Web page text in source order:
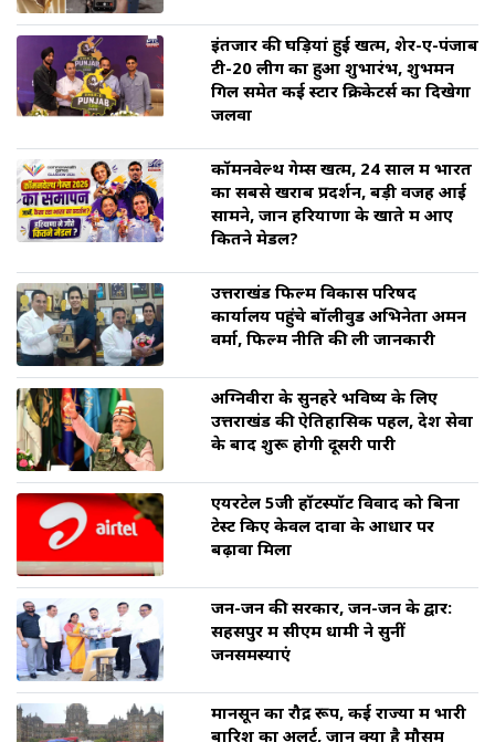
इंतजार की घड़ियां हुई खत्म, शेर-ए-पंजाब
टी-20 लीग का हुआ शुभारंभ, शुभमन
गिल समेत कई स्टार क्रिकेटर्स का दिखेगा
जलवा
कॉमनवेल्थ गेम्स खत्म, 24 साल में भारत
का सबसे खराब प्रदर्शन, बड़ी वजह आई
सामने, जानें हरियाणा के खाते में आए
कितने मेडल?
उत्तराखंड फिल्म विकास परिषद
कार्यालय पहुंचे बॉलीवुड अभिनेता अमन
वर्मा, फिल्म नीति की ली जानकारी
अग्निवीरों के सुनहरे भविष्य के लिए
उत्तराखंड की ऐतिहासिक पहल, देश सेवा
के बाद शुरू होगी दूसरी पारी
एयरटेल 5जी हॉटस्पॉट विवाद को बिना
टेस्ट किए केवल दावों के आधार पर
बढ़ावा मिला
जन-जन की सरकार, जन-जन के द्वार:
सहसपुर में सीएम धामी ने सुनीं
जनसमस्याएं
मानसून का रौद्र रूप, कई राज्यों में भारी
बारिश का अलर्ट, जानें क्या है मौसम